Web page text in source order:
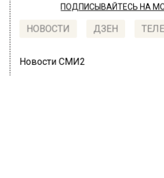
ПОДПИСЫВАЙТЕСЬ НА
НОВОСТИ ДЗЕН
Новости СМИ2